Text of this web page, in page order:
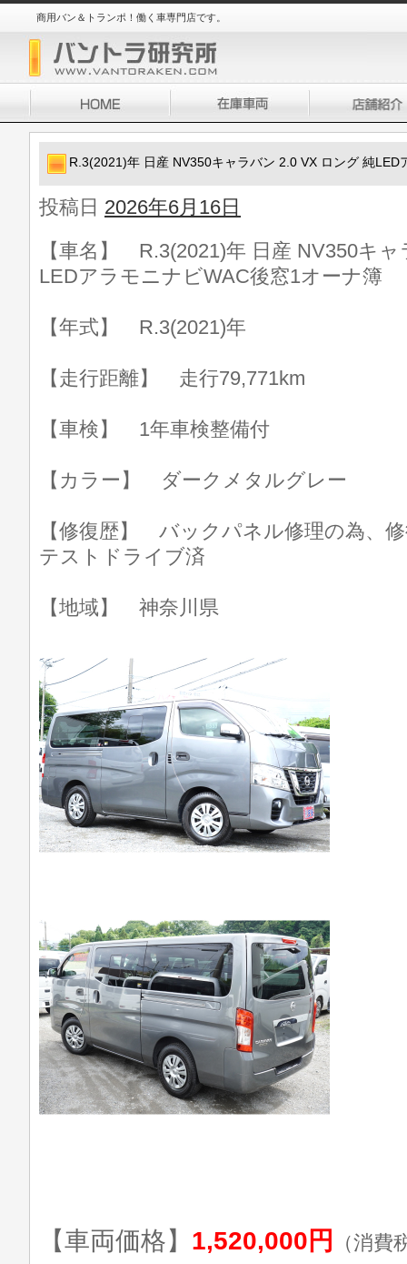
商用バン＆トランポ！働く車専門店です。
R.3(2021)年 日産 NV350キャラバン 2.0 VX ロング 純LED
投稿日 2026年6月16日
【車名】 R.3(2021)年 日産 NV350キ
LEDアラモニナビWAC後窓1オーナ簿
【年式】 R.3(2021)年
【走行距離】 走行79,771km
【車検】 1年車検整備付
【カラー】 ダークメタルグレー
【修復歴】 バックパネル修理の為、
テストドライブ済
【地域】 神奈川県
【車両価格】 1,520,000円 （消費